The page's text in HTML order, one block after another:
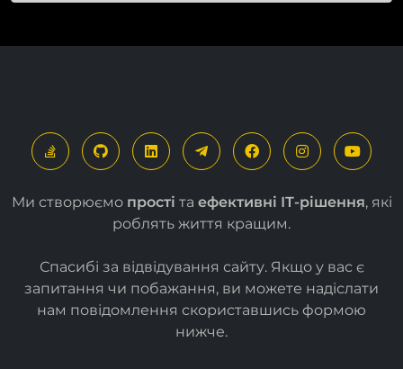
Ми створюємо прості та ефективні ІТ-рішення, які
роблять життя кращим.
Спасибі за відвідування сайту. Якщо у вас є
запитання чи побажання, ви можете надіслати
нам повідомлення скориставшись формою
нижче.